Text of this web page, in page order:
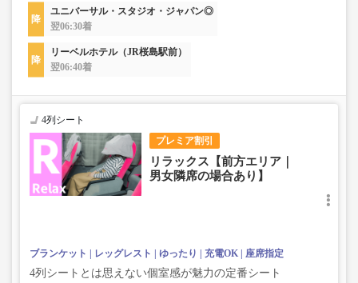
ユニバーサル・スタジオ・ジャパン◎
翌06:30着
リーベルホテル（JR桜島駅前）
翌06:40着
プレミア割引
4列シート
リラックス【前方エリア｜
男女隣席の場合あり】
ブランケット レッグレスト ゆったり 充電OK 座席指定
4列シートとは思えない個室感が魅力の定番シート